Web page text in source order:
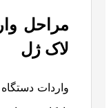
مراحل
لاک ژل
واردات